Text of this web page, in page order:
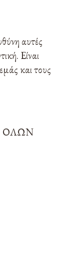
αυτές
Είναι
και τους
ΟΛΩΝ